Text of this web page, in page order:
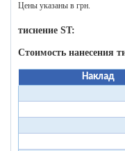
Цены указаны в грн.
тиснение ST:
Стоимость нанесения
Наклад